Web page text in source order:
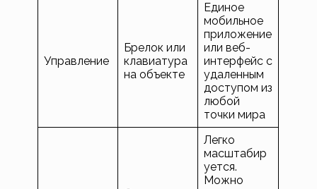
Управление
Брелок или
клавиатура
на объекте
Единое
мобильное
приложение
или веб-
интерфейс с
удаленным
доступом из
любой
точки мира
Легко
масштабир
уется.
Можно